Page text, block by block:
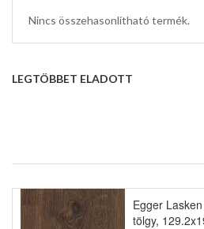
Nincs összehasonlítható termék.
LEGTÖBBET ELADOTT
Egger
tölgy,